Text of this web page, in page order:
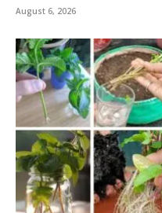
August 6, 2026